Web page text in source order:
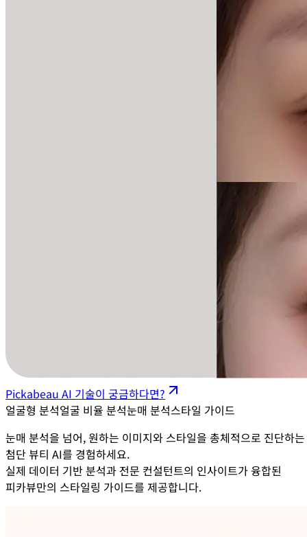
Pickabeau AI 기술이 궁금하다면?
얼굴형 분석얼굴 비율 분석눈매 분석스타일 가이드
눈매 분석을 넘어, 원하는 이미지와 스타일을 총체적으로 진단하는
첨단 뷰티 AI를 경험하세요.
실제 데이터 기반 분석과 전문 컨설턴트의 인사이트가 융합된
피카뷰만의 스타일링 가이드를 제공합니다.